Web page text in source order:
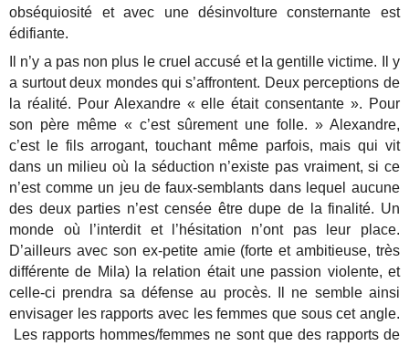
obséquiosité et avec une désinvolture consternante est
édifiante.
Il n’y a pas non plus le cruel accusé et la gentille victime. Il y
a surtout deux mondes qui s’affrontent. Deux perceptions de
la réalité. Pour Alexandre « elle était consentante ». Pour
son père même « c’est sûrement une folle. » Alexandre,
c’est le fils arrogant, touchant même parfois, mais qui vit
dans un milieu où la séduction n’existe pas vraiment, si ce
n’est comme un jeu de faux-semblants dans lequel aucune
des deux parties n’est censée être dupe de la finalité. Un
monde où l’interdit et l’hésitation n’ont pas leur place.
D’ailleurs avec son ex-petite amie (forte et ambitieuse, très
différente de Mila) la relation était une passion violente, et
celle-ci prendra sa défense au procès. Il ne semble ainsi
envisager les rapports avec les femmes que sous cet angle.
Les rapports hommes/femmes ne sont que des rapports de